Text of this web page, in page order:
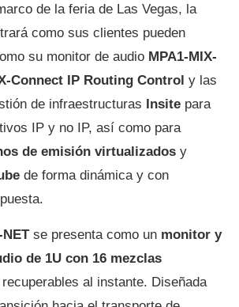
de la feria de Las Vegas, la
como sus clientes pueden
su monitor de audio MPA1-MIX-
Connect IP Routing Control y las
de infraestructuras Insite para
IP y no IP, así como para
de emisión virtualizados y
de forma dinámica y con
NETse presenta como un monitor y
de 1U con 16 mezclas
recuperables al instante. Diseñada